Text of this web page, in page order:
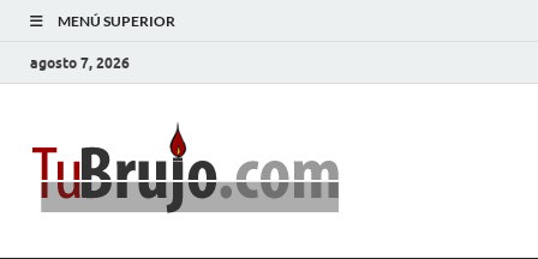
MENÚ SUPERIOR
agosto 7, 2026